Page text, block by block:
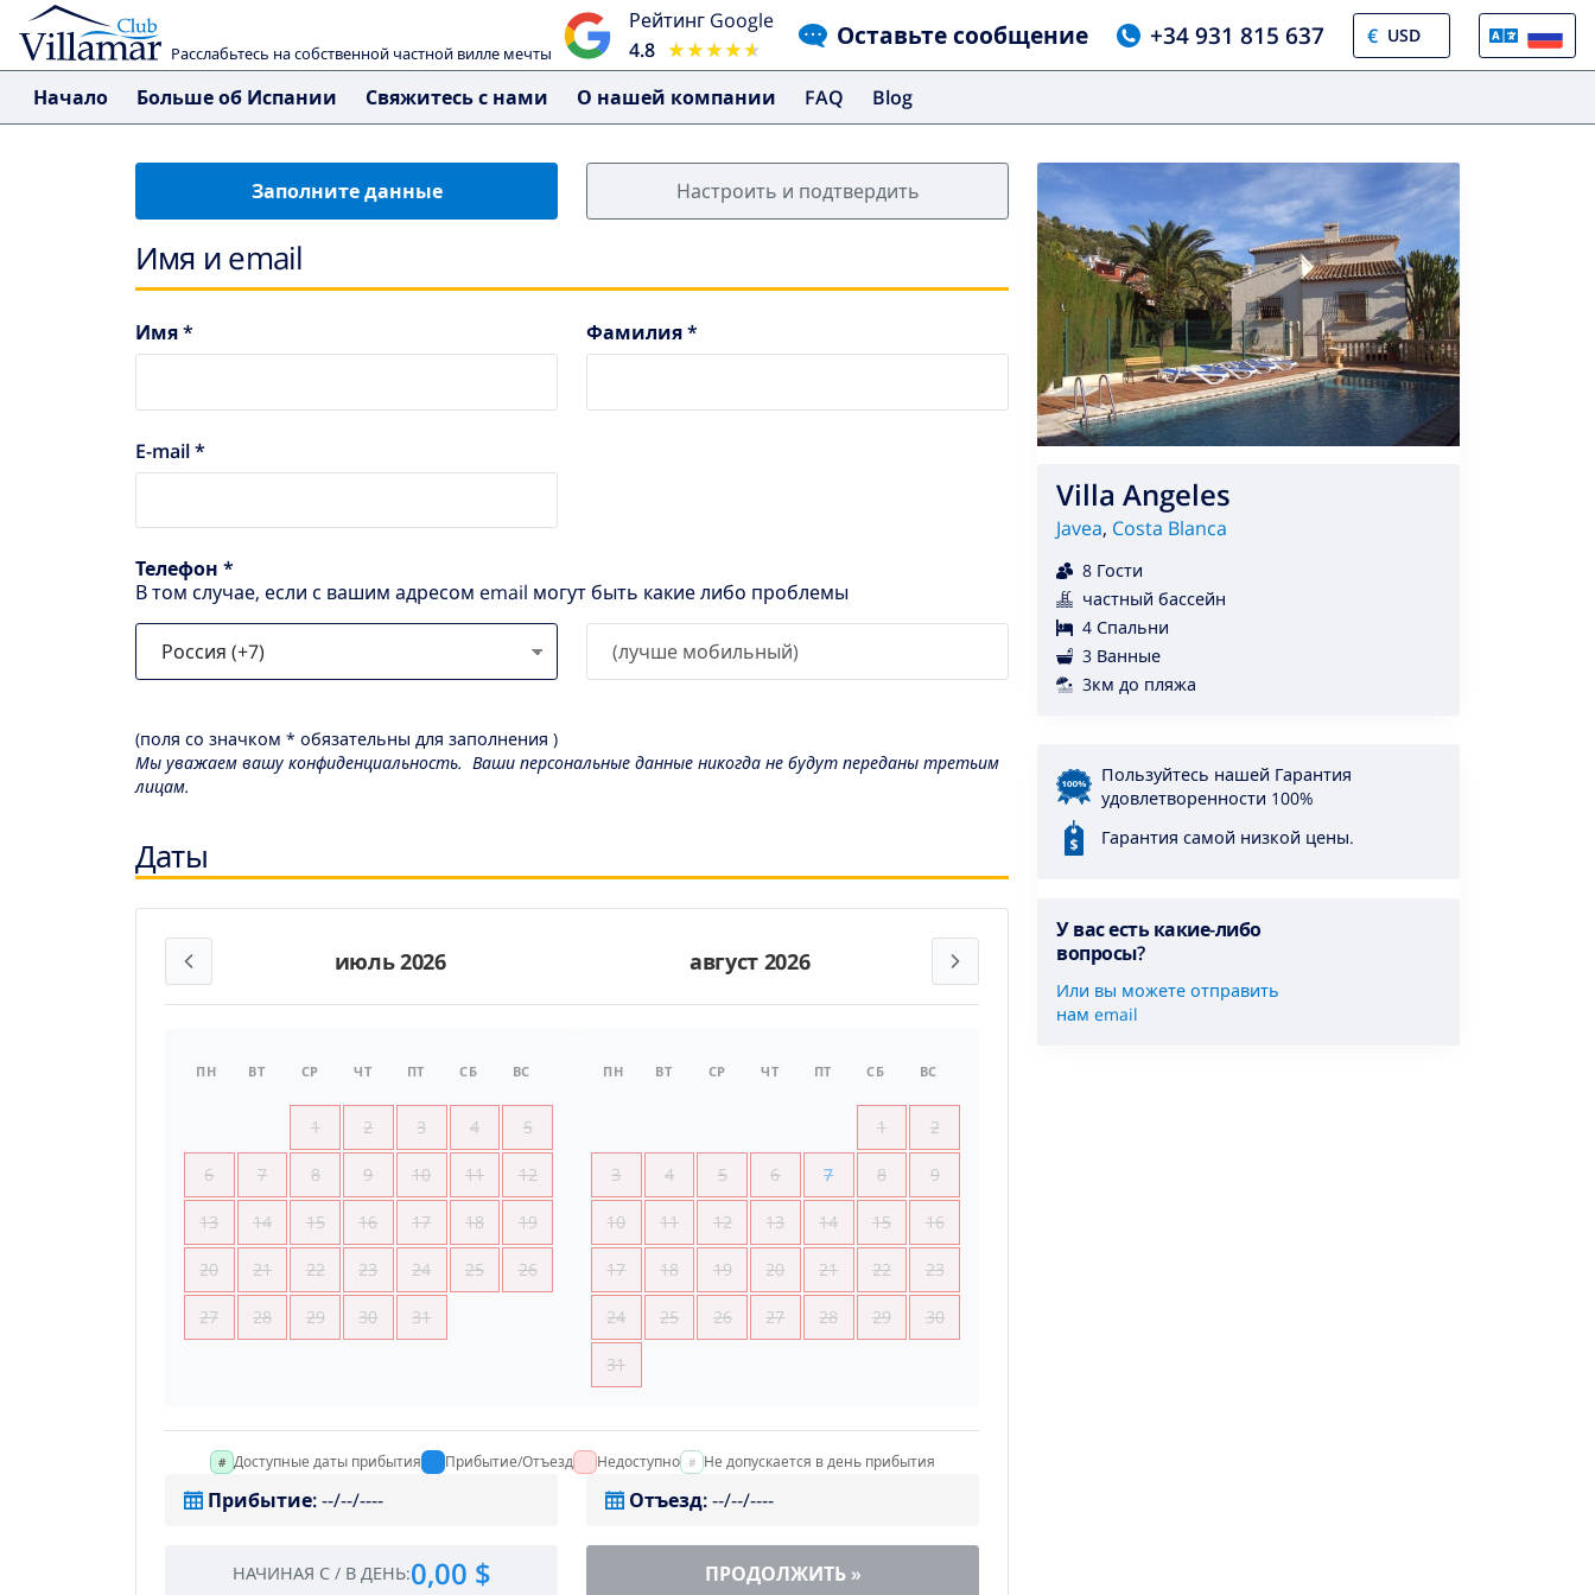
Расслабьтесь на собственной частной вилле мечты
Рейтинг Google
4.8 ★★★★★
★★★★★ Оставьте сообщение +34 931 815 637 €
Начало Больше об Испании Свяжитесь с нами О нашей компании FAQ Blog
Заполните данные Настроить и подтвердить
Имя и email
Имя * Фамилия *
E-mail *
Телефон *
В том случае, если с вашим адресом email могут быть какие либо проблемы
(поля со значком * обязательны для заполнения )
Мы уважаем вашу конфиденциальность. Ваши персональные данные никогда не будут переданы третьим
лицам.
Даты
июль 2026 август 2026
ПН ВТ СР ЧТ ПТ СБ ВС
1 2 3 4 5
6 7 8 9 10 11 12
13 14 15 16 17 18 19
20 21 22 23 24 25 26
27 28 29 30 31
ПН ВТ СР ЧТ ПТ СБ ВС
1 2
3 4 5 6 7 8 9
10 11 12 13 14 15 16
17 18 19 20 21 22 23
24 25 26 27 28 29 30
31
Доступные даты прибытия Прибытие/Отъезд Недоступно Не допускается в день прибытия
Прибытие:--/--/---- Отъезд:--/--/----
НАЧИНАЯ С/ В ДЕНЬ:0,00 $ ПРОДОЛЖИТЬ»
Villa Angeles
Javea, Costa Blanca
8 Гости
частный бассейн
4 Спальни
3 Ванные
3км до пляжа
Пользуйтесь нашей Гарантия
удовлетворенности 100%
Гарантия самой низкой цены.
У вас есть какие-либо
вопросы?
Или вы можете отправить
нам email